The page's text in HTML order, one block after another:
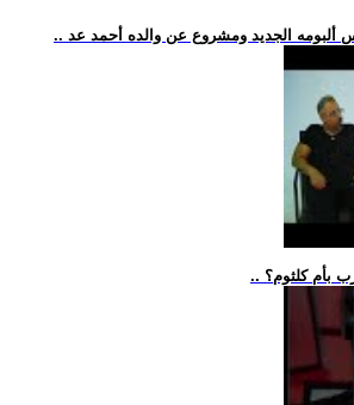
ألبومه الجديد ومشروع عن والده أحمد عد
بأم كلثوم؟